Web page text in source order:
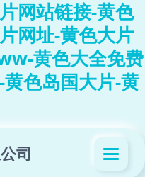
网站链接-黄色
网址-黄色大片
黄色大全免费
色岛国大片-黄
司